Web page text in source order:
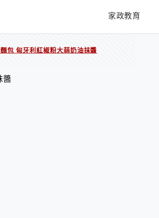
家政教育
包 匈牙利紅椒粉大蒜奶油抹醬
醬